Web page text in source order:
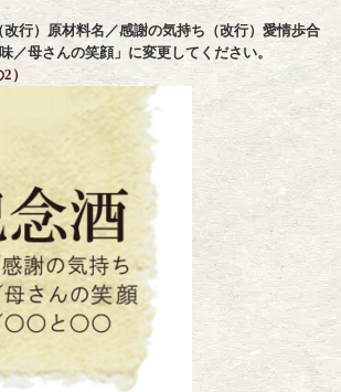
行）原材料名／感謝の気持ち（改行）愛情歩合
／母さんの笑顔」に変更してください。
）